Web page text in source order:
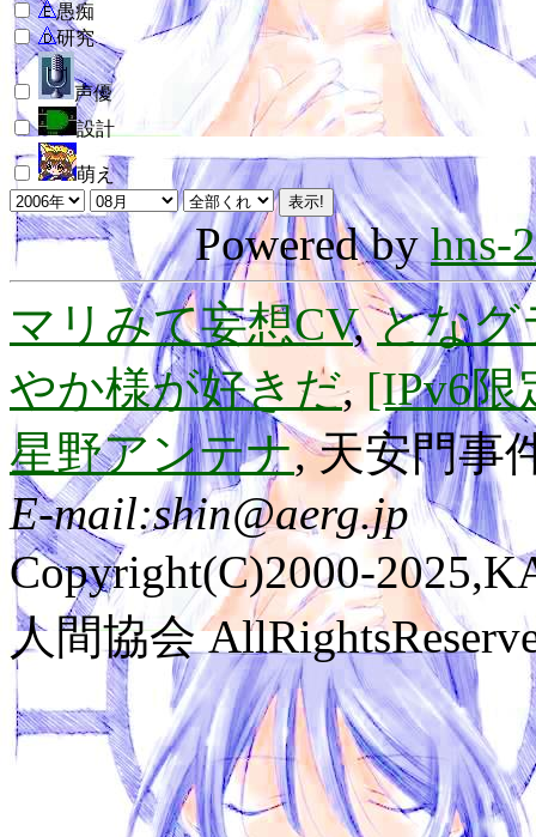
愚痴
研究
声優
設計
萌え
Powered byhns-
マリみて妄想CV,となグ
やか様が好きだ, [IPv6
星野アンテナ, 天安門事
E-mail:shin@aerg.jp
Copyright(C)2000-
人間協会